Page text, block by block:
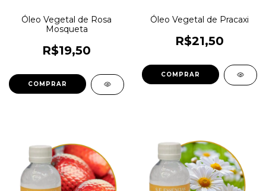
Óleo Vegetal de Rosa
Mosqueta
R$19,50
COMPRAR
Óleo Vegetal de Pracaxi
R$21,50
COMPRAR